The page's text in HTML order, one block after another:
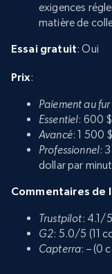
exigences
matière de
Essai gratuit: Oui
Prix:
Paiement au
Essentiel: 600
Avancé: 1 500
Professionnel:
dollar par
Commentaires de
Trustpilot: 4.1/
G2: 5.0/5 (11
Capterra: – (0